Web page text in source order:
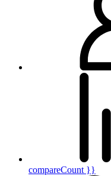
compareCount }}